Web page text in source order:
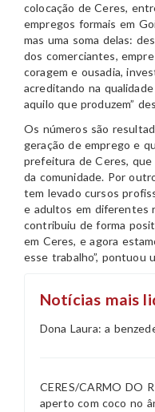
colocação de Ceres,
empregos formais em
mas uma soma delas:
dos comerciantes,
coragem e ousadia,
acreditando na
aquilo que produzem”
Os números são
geração de emprego e
prefeitura de Ceres, que
da comunidade. Por
tem levado cursos
e adultos em diferentes
contribuiu de forma
em Ceres, e agora
esse trabalho”, pontuou
Notícias mais
Dona Laura: a
CERES/CARMO DO
aperto com coco no